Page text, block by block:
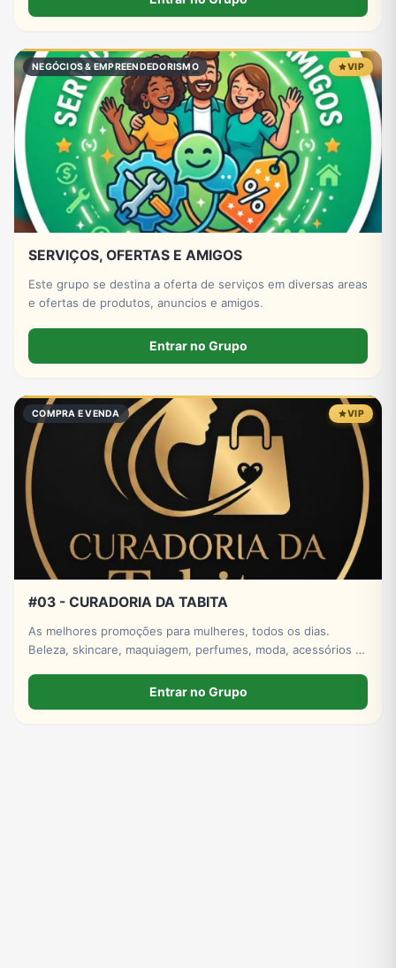
NEGÓCIOS & EMPREENDEDORISMO VIP
SERVIÇOS, OFERTAS E AMIGOS
Este grupo se destina a oferta de serviços em diversas areas
e ofertas de produtos, anuncios e amigos.
Entrar no Grupo
COMPRA E VENDA VIP
#03 - CURADORIA DA TABITA
As melhores promoções para mulheres, todos os dias.
Beleza, skincare, maquiagem, perfumes, moda, acessórios e
Entrar no Grupo